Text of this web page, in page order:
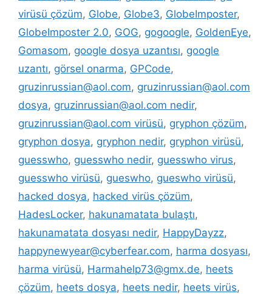
virüsü çözüm, Globe, Globe3, GlobeImposter,
GlobeImposter 2.0, GOG, gogoogle, GoldenEye,
Gomasom, google dosya uzantısı, google
uzantı, görsel onarma, GPCode,
gruzinrussian@aol.com, gruzinrussian@aol.com
dosya, gruzinrussian@aol.com nedir,
gruzinrussian@aol.com virüsü, gryphon çözüm,
gryphon dosya, gryphon nedir, gryphon virüsü,
guesswho, guesswho nedir, guesswho virus,
guesswho virüsü, gueswho, gueswho virüsü,
hacked dosya, hacked virüs çözüm,
HadesLocker, hakunamatata bulaştı,
hakunamatata dosyası nedir, HappyDayzz,
happynewyear@cyberfear.com, harma dosyası,
harma virüsü, Harmahelp73@gmx.de, heets
çözüm, heets dosya, heets nedir, heets virüs,